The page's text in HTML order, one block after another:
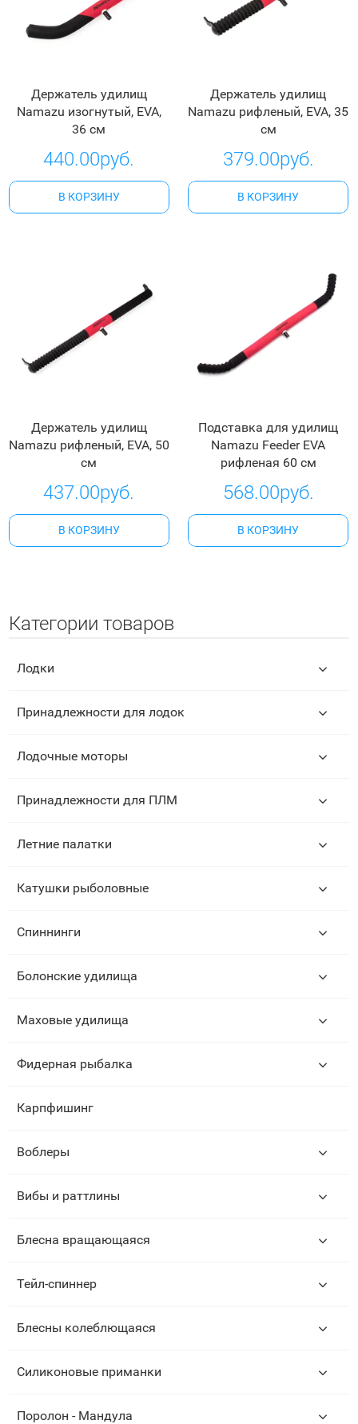
Держатель удилищ
Namazu изогнутый, EVA,
36 см
440.00руб.
В КОРЗИНУ
Держатель удилищ
Namazu рифленый, EVA, 35
см
379.00руб.
В КОРЗИНУ
Держатель удилищ
Namazu рифленый, EVA, 50
см
437.00руб.
В КОРЗИНУ
Подставка для удилищ
Namazu Feeder EVA
рифленая 60 см
568.00руб.
В КОРЗИНУ
Категории товаров
Лодки
Принадлежности для лодок
Лодочные моторы
Принадлежности для ПЛМ
Летние палатки
Катушки рыболовные
Спиннинги
Болонские удилища
Маховые удилища
Фидерная рыбалка
Карпфишинг
Воблеры
Вибы и раттлины
Блесна вращающаяся
Тейл-спиннер
Блесны колеблющаяся
Силиконовые приманки
Поролон - Мандула